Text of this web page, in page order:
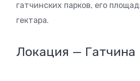
гатчинских парков, его
гектара.
Локация — Гатчина